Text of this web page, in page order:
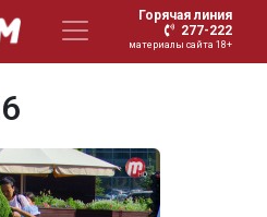
Горячая линия
277-222
материалы сайта 18+